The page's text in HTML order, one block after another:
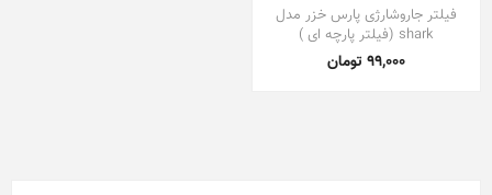
فیلتر جاروشارژی پارس خزر مدل
shark (فیلتر پارچه ای )
99,000 تومان